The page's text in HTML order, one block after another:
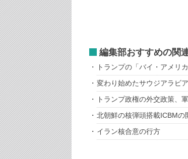
編集部おすすめの関
トランプの「バイ・アメリ
変わり始めたサウジアラビア
トランプ政権の外交政策、
北朝鮮の核弾頭搭載ICBM
イラン核合意の行方